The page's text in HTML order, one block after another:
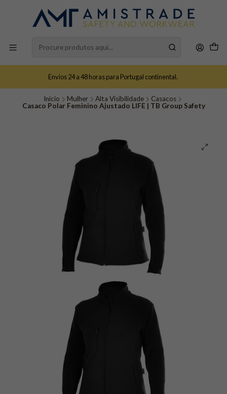
Envios 24 a 48 horas para Portugal continental.
Início Mulher Alta Visibilidade
Casacos
Casaco Polar Feminino Ajustado LIFE | TB Group Safety